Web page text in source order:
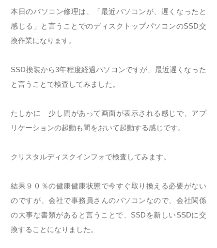
本日のパソコン修理は、「最近パソコンが、遅くなったと
感じる」と言うことでのディスクトップパソコンのSSD交
換作業になります。
SSD換装から3年程度経過パソコンですが、最近遅くなった
と言うことで検査してみました。
たしかに 少し間があって画面が表示される感じで、アプ
リケーションの起動も間をおいて起動する感じです。
クリスタルディスクインフォで検査してみます。
結果９０％の健康健康状態で今すぐ取り換える必要がない
のですが、会社で事務員さんのパソコンなので、会社関係
の大事な書類があると言うことで、SSDを新しいSSDに交
換することになりました。